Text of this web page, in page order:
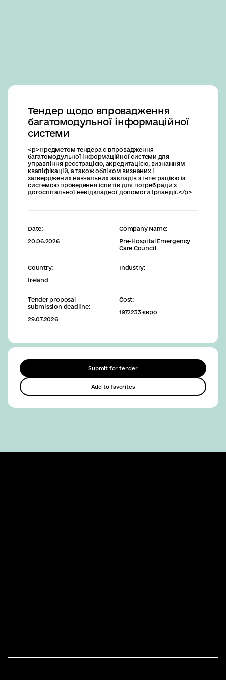
Тендер щодо впровадження
багатомодульної інформаційної
системи
<p>Предметом тендера є впровадження
багатомодульної інформаційної системи для
управління реєстрацією, акредитацією, визнанням
кваліфікацій, а також обліком визнаних і
затверджених навчальних закладів з інтеграцією із
системою проведення іспитів для потреб ради з
догоспітальної невідкладної допомоги Ірландії.</p>
Date:
20.06.2026
Company Name:
Pre-Hospital Emergency
Care Council
Country:
Ireland
Industry:
Tender proposal
submission deadline:
29.07.2026
Cost:
1972233 євро
Submit for tender
Add to favorites